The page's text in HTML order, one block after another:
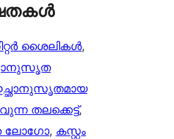
ശൈലികൾ
തലക്കെട്ട്‌
ലോഗോ, കസ്റ്റം